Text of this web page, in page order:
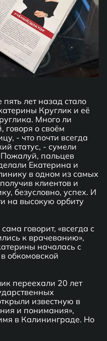
лет назад стало
Круглик и её
Много ли
говоря о своём
- что почти всегда
статус, - сумели
Пожалуй, пальцев
Екатерина и
в одном из самых
клиентов и
безусловно, успех. И
на высокую орбиту
говорит, «всегда с
к врачеванию»,
началась с
обкомовской
переехали 20 лет
известную в
и понимания»,
в Калининграде. Но